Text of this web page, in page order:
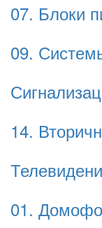
07. Блоки
09.
14.
01.